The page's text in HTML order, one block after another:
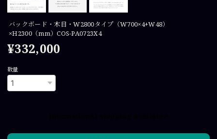
バックボード・木目・W2800タイプ（W700×4+W48）
×H2300（mm）COS-PA0723X4
¥332,000
数量